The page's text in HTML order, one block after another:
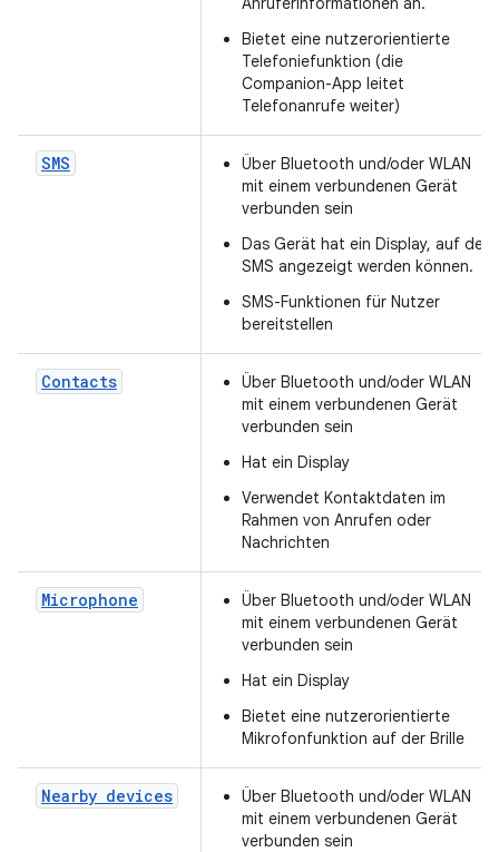
Bietet eine nutzerorientierte
Telefoniefunktion (die
Companion-App leitet
Telefonanrufe weiter)
SMS
Über Bluetooth und/oder WLAN
mit einem verbundenen Gerät
verbunden sein
Das Gerät hat ein Display, auf dem
SMS angezeigt werden können.
SMS-Funktionen für Nutzer
bereitstellen
Contacts
Über Bluetooth und/oder WLAN
mit einem verbundenen Gerät
verbunden sein
Hat ein Display
Verwendet Kontaktdaten im
Rahmen von Anrufen oder
Nachrichten
Microphone
Über Bluetooth und/oder WLAN
mit einem verbundenen Gerät
verbunden sein
Hat ein Display
Bietet eine nutzerorientierte
Mikrofonfunktion auf der Brille
Nearby devices
Über Bluetooth und/oder WLAN
mit einem verbundenen Gerät
verbunden sein